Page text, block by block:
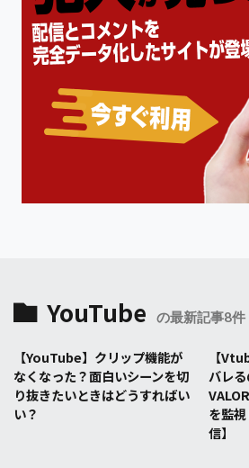
YouTube の最新記事8件
【YouTube】クリップ機能が
なくなった？面白いシーンを切
り抜きたいときはどうすればい
い？
【
バレ
を監
信】